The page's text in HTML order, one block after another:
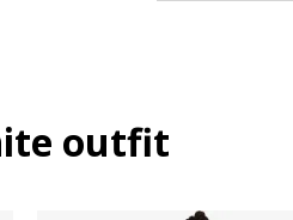
outfit